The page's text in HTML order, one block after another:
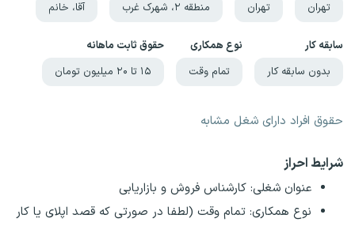
تهران
تهران
منطقه ۲، شهرک غرب
آقا، خانم
سابقه کار
بدون سابقه کار
نوع همکاری
تمام وقت
حقوق ثابت ماهانه
۱۵ تا ۲۰ میلیون تومان
حقوق افراد دارای شغل مشابه
شرایط احراز
عنوان شغلی: کارشناس فروش و بازاریابی
نوع همکاری: تمام وقت (لطفا در صورتی که قصد اپلای یا کار